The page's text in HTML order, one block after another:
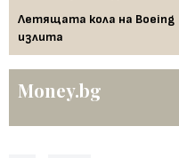
Летящата кола на Boeing
излита
Money.bg